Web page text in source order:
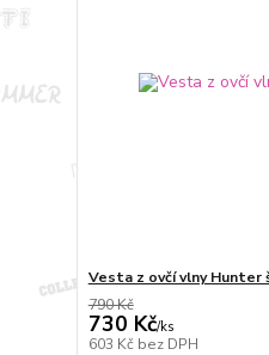
Vesta z ovčí vlny Hunter
790 Kč
730 Kč/ks
603 Kč bez DPH